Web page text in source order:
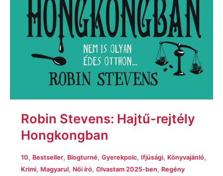
Robin Stevens: Hajtű-rejtély
Hongkongban
10, Bestseller, Blogturné, Gyerekpolc, Ifjúsági, Könyvajánló,
Krimi, Magyarul, Női író, Olvastam 2025-ben, Regény